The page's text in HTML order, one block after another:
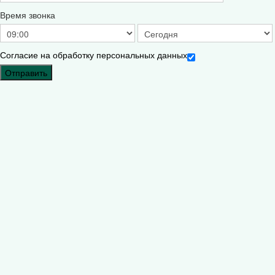
Время звонка
Согласие на обработку персональных данных
Отправить